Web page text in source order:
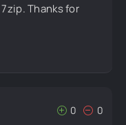
Thanks for
0 0